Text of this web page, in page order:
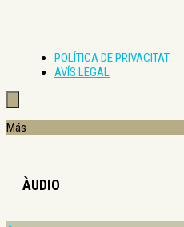
POLÍTICA DE PRIVACITAT
AVÍS LEGAL
Más
ÀUDIO